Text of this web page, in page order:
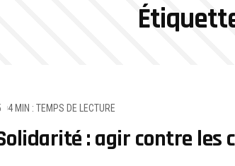
4 MIN : TEMPS DE LECTURE
: agir contre les